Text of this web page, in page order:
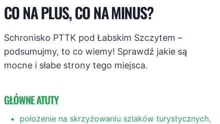
CO NA PLUS, CO NA MINUS?
Schronisko PTTK pod Łabskim Szczytem –
podsumujmy, to co wiemy! Sprawdź jakie są
mocne i słabe strony tego miejsca.
GŁÓWNE ATUTY
położenie na skrzyżowaniu szlaków turystycznych,